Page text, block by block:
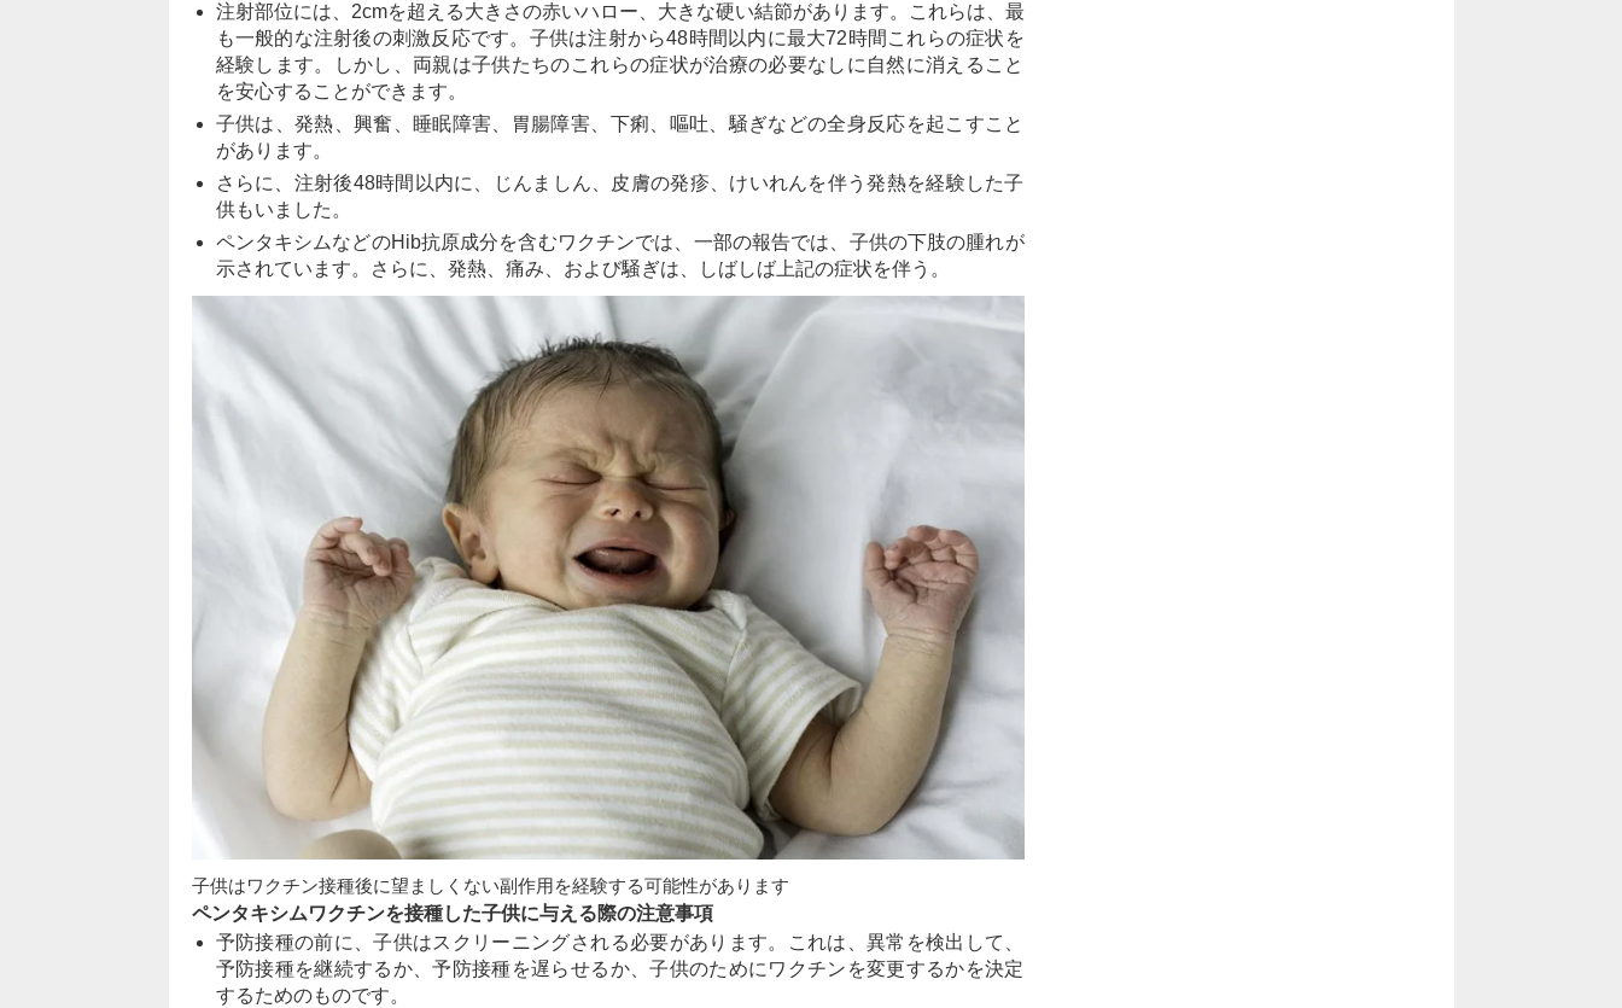
注射部位には、2cmを超える大きさの赤いハロー、大きな硬い結節があります。これらは、最
も一般的な注射後の刺激反応です。子供は注射から48時間以内に最大72時間これらの症状を
経験します。しかし、両親は子供たちのこれらの症状が治療の必要なしに自然に消えること
を安心することができます。
子供は、発熱、興奮、睡眠障害、胃腸障害、下痢、嘔吐、騒ぎなどの全身反応を起こすこと
があります。
さらに、注射後48時間以内に、じんましん、皮膚の発疹、けいれんを伴う発熱を経験した子
供もいました。
ペンタキシムなどのHib抗原成分を含むワクチンでは、一部の報告では、子供の下肢の腫れが
示されています。さらに、発熱、痛み、および騒ぎは、しばしば上記の症状を伴う。
子供はワクチン接種後に望ましくない副作用を経験する可能性があります
ペンタキシムワクチンを接種した子供に与える際の注意事項
予防接種の前に、子供はスクリーニングされる必要があります。これは、異常を検出して、
予防接種を継続するか、予防接種を遅らせるか、子供のためにワクチンを変更するかを決定
するためのものです。